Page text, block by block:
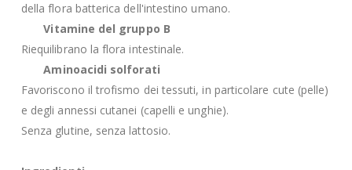
della flora batterica dell'intestino umano.
Vitamine del gruppo B
Riequilibrano la flora intestinale.
Aminoacidi solforati
Favoriscono il trofismo dei tessuti, in particolare cute (pelle)
e degli annessi cutanei (capelli e unghie).
Senza glutine, senza lattosio.